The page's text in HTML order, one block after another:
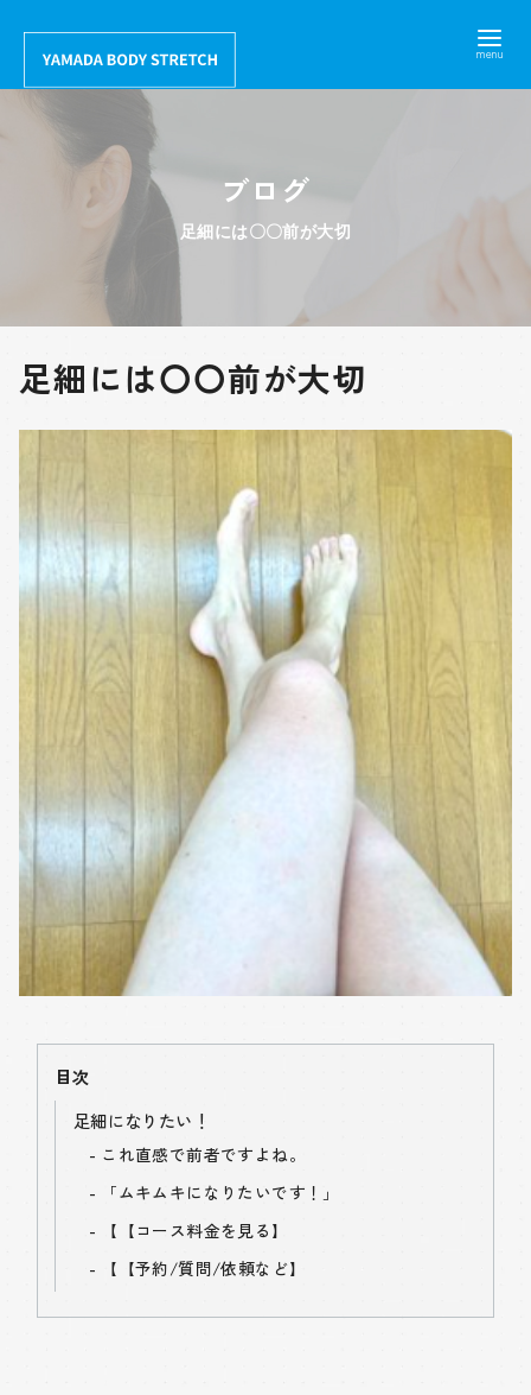
テ
ブログ
足細には〇〇前が大切
足細には〇〇前が大切
目次
足細になりたい！
これ直感で前者ですよね。
「ムキムキになりたいです！」
【 【コース料金を見る】
【 【予約/質問/依頼など】